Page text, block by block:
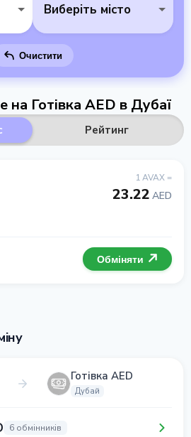
Виберіть місто
Очистити
на Готівка AED в Дубаї
Рейтинг
1 AVAX =
23.22 AED
Обміняти
Готівка AED
Дубай
6 обмінників